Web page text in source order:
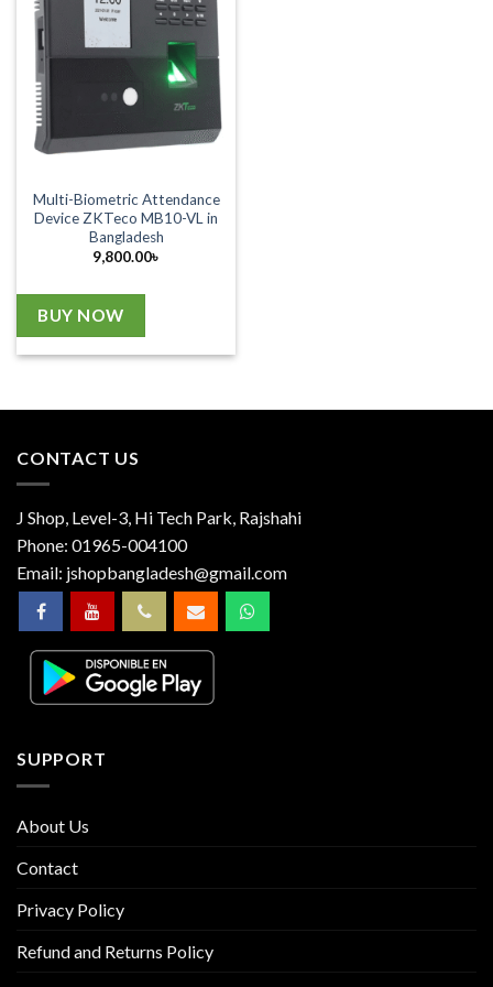
Multi-Biometric Attendance
Device ZKTeco MB10-VL in
Bangladesh
9,800.00৳
BUY NOW
CONTACT US
J Shop, Level-3, Hi Tech Park, Rajshahi
Phone: 01965-004100
Email: jshopbangladesh@gmail.com
SUPPORT
About Us
Contact
Privacy Policy
Refund and Returns Policy